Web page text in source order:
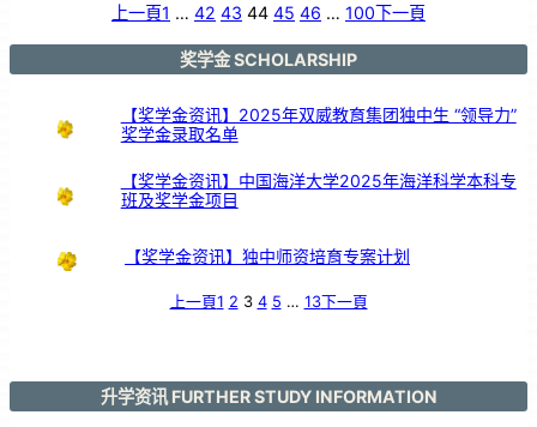
大
演
上一頁1 … 42 43 44 45 46 … 100下一頁
奖学金 SCHOLARSHIP
【奖学金资讯】2025年双威教育集团独中生 “领导力”
奖学金录取名单
【奖学金资讯】中国海洋大学2025年海洋科学本科专
班及奖学金项目
【奖学金资讯】独中师资培育专案计划
上一頁1 2 3 4 5 … 13下一頁
升学资讯 FURTHER STUDY INFORMATION